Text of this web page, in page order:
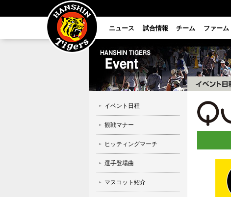
ニュース 試合情報 チーム ファーム
イベント日程
観戦マナー
ヒッティングマーチ
選手登場曲
マスコット紹介